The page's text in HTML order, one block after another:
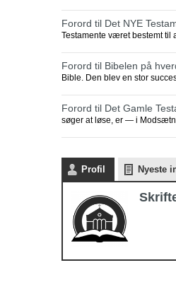
Forord til Det NYE
Testamente været bestemt til
Forord til Bibelen på
Bible. Den blev en stor
Forord til Det Gamle
søger at løse, er — i
Profil Nyeste